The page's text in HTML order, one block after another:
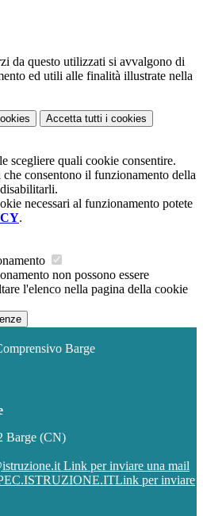
da questo utilizzati si avvalgono di
ed utili alle finalità illustrate nella
Accetta tutti i cookies
scegliere quali cookie consentire.
consentono il funzionamento della
necessari al funzionamento potete
.
non possono essere
l'elenco nella pagina della cookie
Barge
Barge (CN)
Link per inviare una mail
Link per inviare